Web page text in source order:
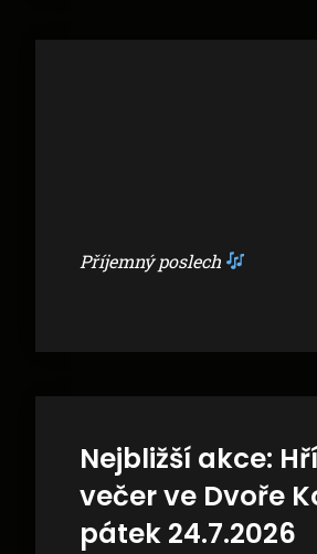
Příjemný poslech
Nejbližší akce:
večer ve Dvoře
pátek 24.7.2026